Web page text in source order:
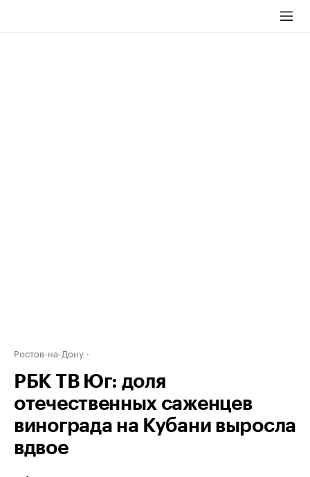
Ростов-на-Дону
РБК ТВ Юг: доля
отечественных саженцев
винограда на Кубани выросла
вдвое